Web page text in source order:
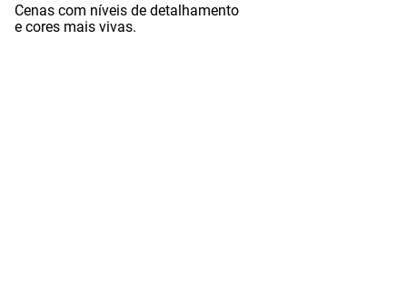
Cenas com níveis de detalhamento
e cores mais vivas.